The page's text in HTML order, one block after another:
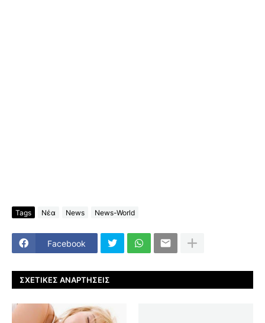
Tags Νέα News News-World
Facebook
ΣΧΕΤΙΚΈΣ ΑΝΑΡΤΉΣΕΙΣ